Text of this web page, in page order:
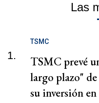
Las
1.
TSMC
TSMC prevé
largo plazo"
su inversión